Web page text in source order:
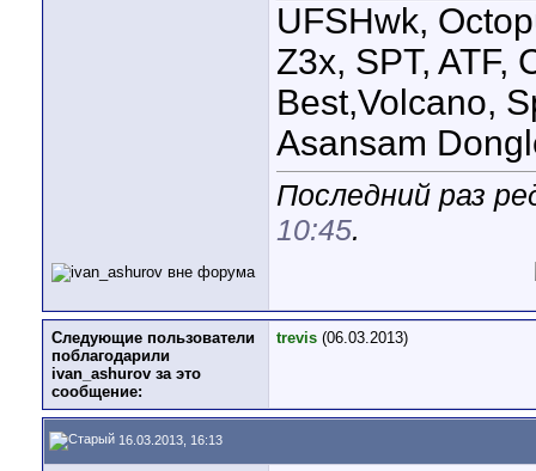
UFSHwk,
Z3x, SPT, ATF,
Best,Volcano,
Asansam
Последний раз
10:45.
Следующие пользователи
поблагодарили
ivan_ashurov за это
сообщение:
trevis (06.03.2013)
16.03.2013, 16:13